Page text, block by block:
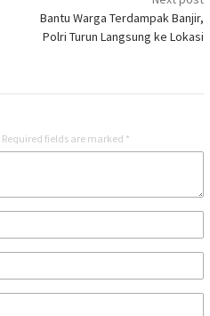
Bantu Warga Terdampak Banjir,
Polri Turun Langsung ke Lokasi
Required fields are marked *